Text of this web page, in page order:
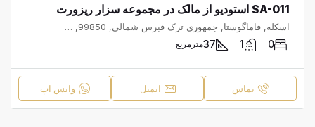
SA-011 استودیو از مالک در مجموعه سزار ریزورت
اسکله, فاماگوستا, جمهوری ترک قبرس شمالی, 99850, قبرس
0
37مترمربع
تماس ایمیل واتس اپ